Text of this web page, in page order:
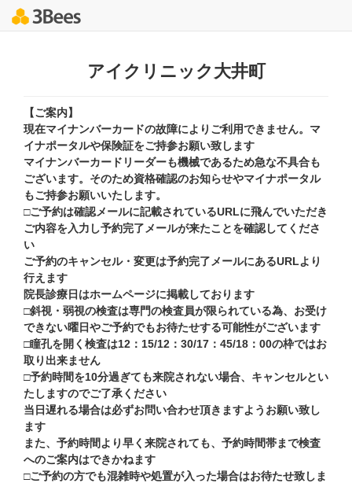
アイクリニック大井町
【ご案内】
現在マイナンバーカードの故障によりご利用できません。マ
イナポータルや保険証をご持参お願い致します
マイナンバーカードリーダーも機械であるため急な不具合も
ございます。そのため資格確認のお知らせやマイナポータル
もご持参お願いいたします。
□ご予約は確認メールに記載されているURLに飛んでいただき
ご内容を入力し予約完了メールが来たことを確認してくださ
い
ご予約のキャンセル・変更は予約完了メールにあるURLより
行えます
院長診療日はホームページに掲載しております
□斜視・弱視の検査は専門の検査員が限られている為、お受け
できない曜日やご予約でもお待たせする可能性がございます
□瞳孔を開く検査は12：15/12：30/17：45/18：00の枠ではお
取り出来ません
□予約時間を10分過ぎても来院されない場合、キャンセルとい
たしますのでご了承ください
当日遅れる場合は必ずお問い合わせ頂きますようお願い致し
ます
また、予約時間より早く来院されても、予約時間帯まで検査
へのご案内はできかねます
□ご予約の方でも混雑時や処置が入った場合はお待たせ致しま